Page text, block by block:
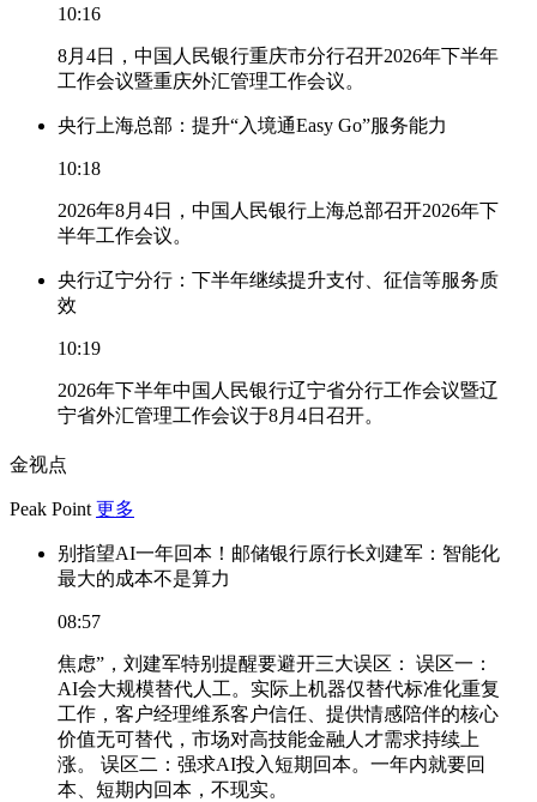
10:16
8月4日，中国人民银行重庆市分行召开2026年下半年
工作会议暨重庆外汇管理工作会议。
央行上海总部：提升“入境通Easy Go”服务能力
10:18
2026年8月4日，中国人民银行上海总部召开2026年下
半年工作会议。
央行辽宁分行：下半年继续提升支付、征信等服务质
效
10:19
2026年下半年中国人民银行辽宁省分行工作会议暨辽
宁省外汇管理工作会议于8月4日召开。
金视点
Peak Point 更多
别指望AI一年回本！邮储银行原行长刘建军：智能化
最大的成本不是算力
08:57
焦虑”，刘建军特别提醒要避开三大误区： 误区一：
AI会大规模替代人工。实际上机器仅替代标准化重复
工作，客户经理维系客户信任、提供情感陪伴的核心
价值无可替代，市场对高技能金融人才需求持续上
涨。 误区二：强求AI投入短期回本。一年内就要回
本、短期内回本，不现实。